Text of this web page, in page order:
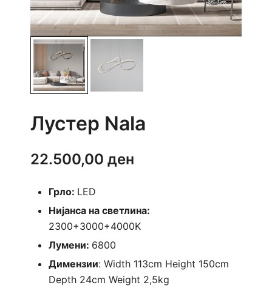
Лустер Nala
22.500,00 ден
Грло: LED
Нијанса на светлина:
2300+3000+4000K
Лумени: 6800
Димензии: Width 113cm Height 150cm
Depth 24cm Weight 2,5kg